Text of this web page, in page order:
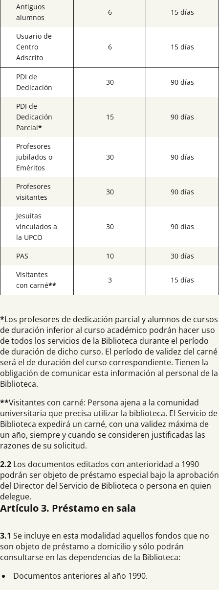
Antiguos
alumnos
6 15 días
Usuario de
Centro
Adscrito
6 15 días
PDI de
Dedicación
30 90 días
PDI de
Dedicación
Parcial*
15 90 días
Profesores
jubilados o
Eméritos
30 90 días
Profesores
visitantes
30 90 días
Jesuitas
vinculados a
la UPCO
30 90 días
PAS 10
30 días
Visitantes
con carné**
3 15 días
*Los profesores de dedicación parcial y alumnos de cursos
de duración inferior al curso académico podrán hacer uso
de todos los servicios de la Biblioteca durante el período
de duración de dicho curso. El período de validez del carné
será el de duración del curso correspondiente. Tienen la
obligación de comunicar esta información al personal de la
Biblioteca.
**Visitantes con carné: Persona ajena a la comunidad
universitaria que precisa utilizar la biblioteca. El Servicio de
Biblioteca expedirá un carné, con una validez máxima de
un año, siempre y cuando se consideren justificadas las
razones de su solicitud.
2.2 Los documentos editados con anterioridad a 1990
podrán ser objeto de préstamo especial bajo la aprobación
del Director del Servicio de Biblioteca o persona en quien
delegue.
Artículo 3. Préstamo en sala
3.1 Se incluye en esta modalidad aquellos fondos que no
son objeto de préstamo a domicilio y sólo podrán
consultarse en las dependencias de la Biblioteca:
Documentos anteriores al año 1990.